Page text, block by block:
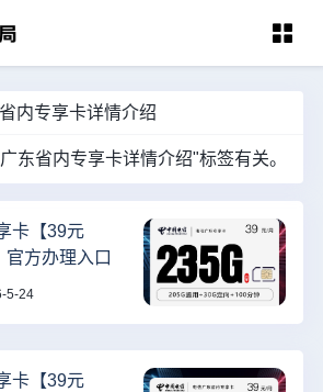
中国移动
中国联通
内专享卡详情介绍
东省内专享卡详情介绍"标签有关。
卡【39元
官方办理入口
5-24
卡【39元